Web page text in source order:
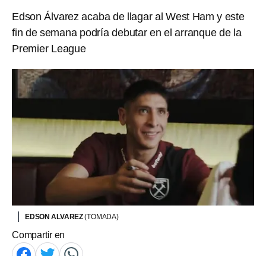
Edson Álvarez acaba de llagar al West Ham y este
fin de semana podría debutar en el arranque de la
Premier League
EDSON ALVAREZ(TOMADA)
Compartir en